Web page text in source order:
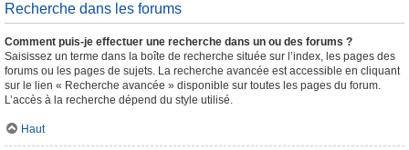
Recherche dans les forums
Comment puis-je effectuer une recherche dans un ou des forums ?
Saisissez un terme dans la boîte de recherche située sur l’index, les pages des
forums ou les pages de sujets. La recherche avancée est accessible en cliquant
sur le lien « Recherche avancée » disponible sur toutes les pages du forum.
L’accès à la recherche dépend du style utilisé.
Haut